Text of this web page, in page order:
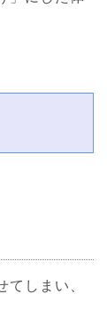
てしまい、